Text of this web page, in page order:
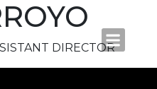
DIRECTOR